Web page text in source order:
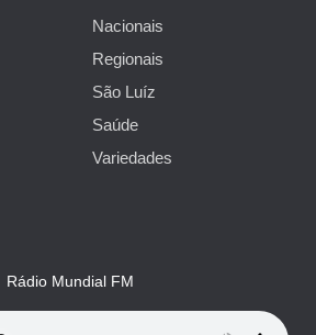
Nacionais
Regionais
São Luíz
Saúde
Variedades
Rádio Mundial FM